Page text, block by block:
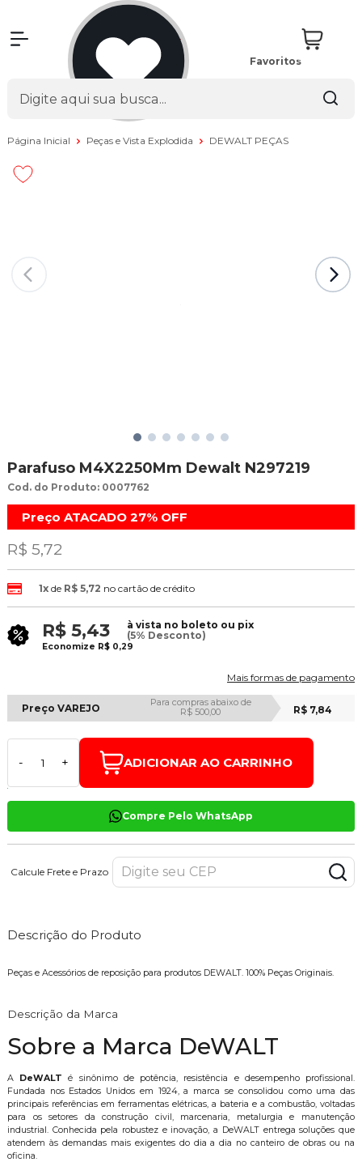
Favoritos
Página Inicial Peças e Vista Explodida DEWALT PEÇAS
Parafuso M4X2250Mm Dewalt N297219
Cod. do Produto: 0007762
Preço ATACADO 27% OFF
R$ 5,72
1xde R$ 5,72 no cartão de crédito
R$ 5,43
à vista no boleto ou pix
(5% Desconto)
Economize R$ 0,29
Mais formas de pagamento
Preço VAREJO
Para compras abaixo de
R$ 500,00
R$ 7,84
- + ADICIONAR AO CARRINHO
Compre Pelo WhatsApp
Calcule Frete e Prazo
Descrição do Produto
Peças e Acessórios de reposição para produtos DEWALT. 100% Peças Originais.
Descrição da Marca
Sobre a Marca DeWALT
A DeWALT é sinônimo de potência, resistência e desempenho profissional.
Fundada nos Estados Unidos em 1924, a marca se consolidou como uma das
principais referências em ferramentas elétricas, a bateria e a combustão, voltadas
para os setores da construção civil, marcenaria, metalurgia e manutenção
industrial. Conhecida pela robustez e inovação, a DeWALT entrega soluções que
atendem às demandas mais exigentes do dia a dia no canteiro de obras ou na
oficina.